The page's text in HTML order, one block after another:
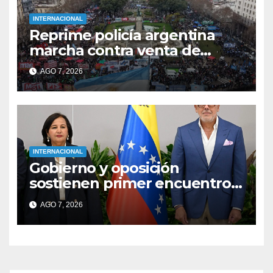
INTERNACIONAL
Reprime policía argentina
marcha contra venta de
tierras a extranjeros
AGO 7, 2026
INTERNACIONAL
Gobierno y oposición
sostienen primer encuentro
en Venezuela
AGO 7, 2026